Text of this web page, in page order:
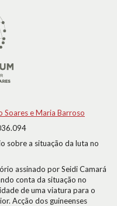
Soares e Maria Barroso
sobre a situação da luta no
assinado por Seidi Camará
conta da situação no
de uma viatura para o
Acção dos guineenses